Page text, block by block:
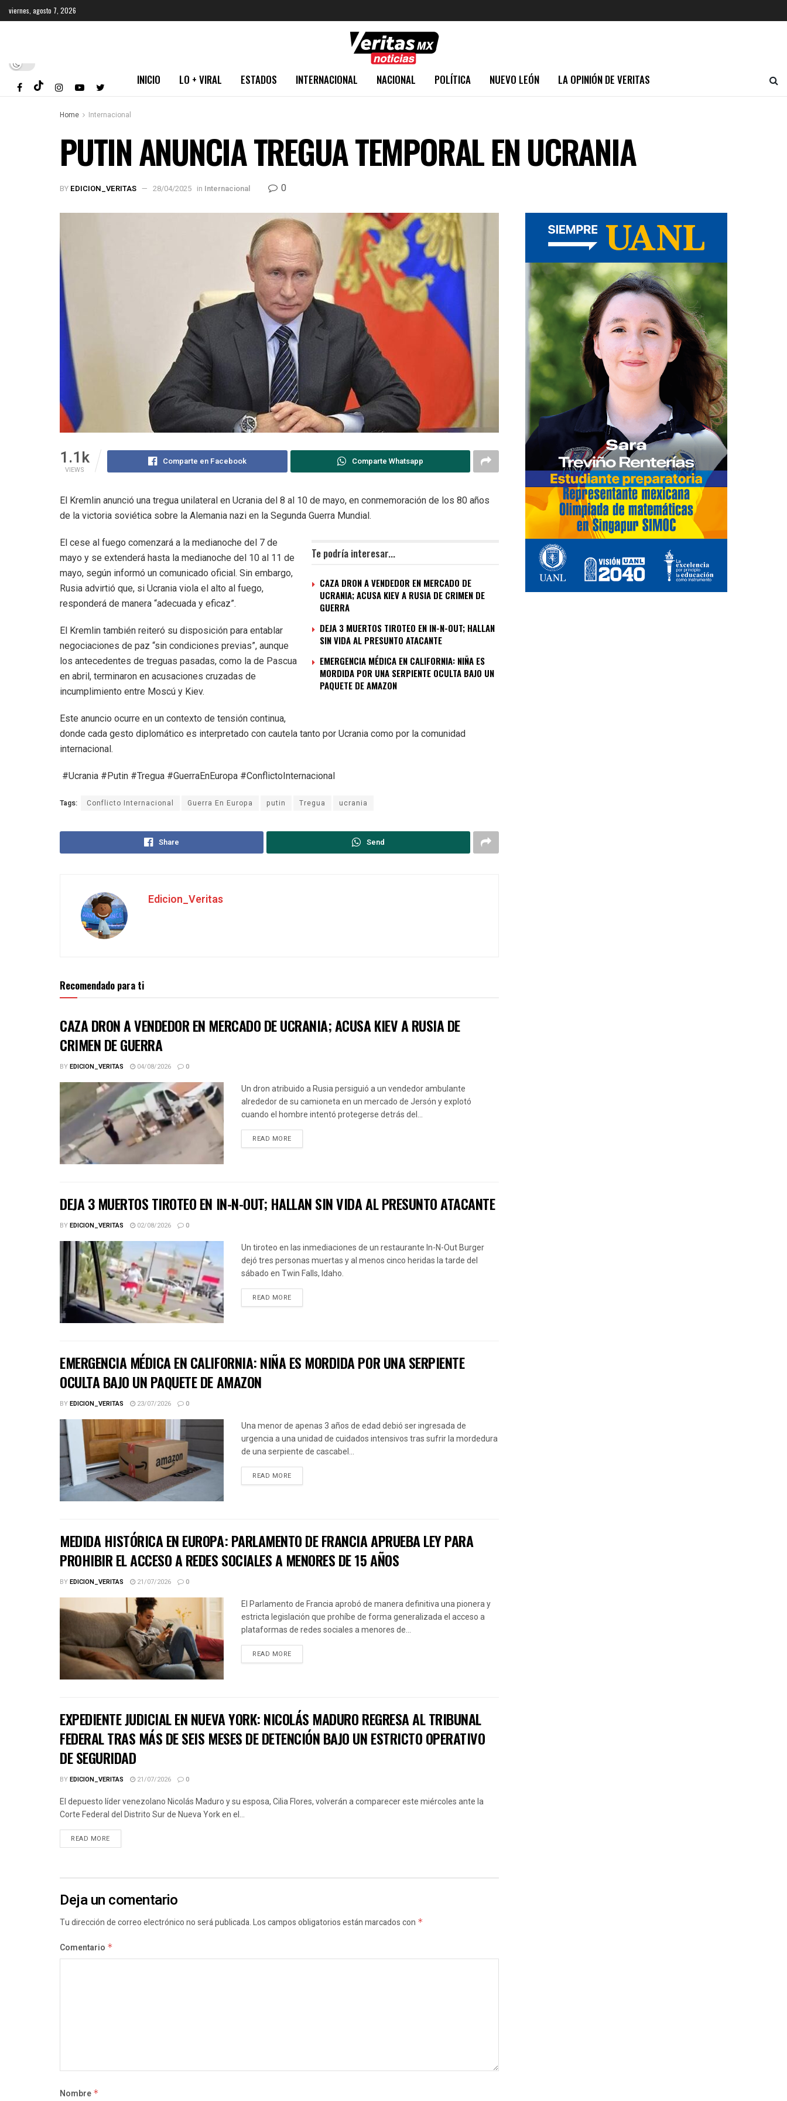
viernes, agosto 7, 2026
INICIO LO + VIRAL ESTADOS INTERNACIONAL NACIONAL POLÍTICA NUEVO LEÓN LA OPINIÓN DE VERITAS
Home Internacional
PUTIN ANUNCIA TREGUA TEMPORAL EN UCRANIA
BY EDICION_VERITAS 28/04/2025 in Internacional 0
1.1k
VIEWS
Comparte en Facebook Comparte Whatsapp
El Kremlin anunció una tregua unilateral en Ucrania del 8 al 10 de mayo, en conmemoración de los 80 años
de la victoria soviética sobre la Alemania nazi en la Segunda Guerra Mundial.
Te podría interesar...
CAZA DRON A VENDEDOR EN MERCADO DE
UCRANIA; ACUSA KIEV A RUSIA DE CRIMEN DE
GUERRA
DEJA 3 MUERTOS TIROTEO EN IN-N-OUT; HALLAN
SIN VIDA AL PRESUNTO ATACANTE
EMERGENCIA MÉDICA EN CALIFORNIA: NIÑA ES
MORDIDA POR UNA SERPIENTE OCULTA BAJO UN
PAQUETE DE AMAZON
El cese al fuego comenzará a la medianoche del 7 de
mayo y se extenderá hasta la medianoche del 10 al 11 de
mayo, según informó un comunicado oficial. Sin embargo,
Rusia advirtió que, si Ucrania viola el alto al fuego,
responderá de manera “adecuada y eficaz”.
El Kremlin también reiteró su disposición para entablar
negociaciones de paz “sin condiciones previas”, aunque
los antecedentes de treguas pasadas, como la de Pascua
en abril, terminaron en acusaciones cruzadas de
incumplimiento entre Moscú y Kiev.
Este anuncio ocurre en un contexto de tensión continua,
donde cada gesto diplomático es interpretado con cautela tanto por Ucrania como por la comunidad
internacional.
#Ucrania #Putin #Tregua #GuerraEnEuropa #ConflictoInternacional
Tags: Conflicto Internacional Guerra En Europa putin Tregua ucrania
Share Send
Edicion_Veritas
Recomendado para ti
CAZA DRON A VENDEDOR EN MERCADO DE UCRANIA; ACUSA KIEV A RUSIA DE
CRIMEN DE GUERRA
BYEDICION_VERITAS 04/08/2026 0
Un dron atribuido a Rusia persiguió a un vendedor ambulante
alrededor de su camioneta en un mercado de Jersón y explotó
cuando el hombre intentó protegerse detrás del...
READ MORE
DEJA 3 MUERTOS TIROTEO EN IN-N-OUT; HALLAN SIN VIDA AL PRESUNTO ATACANTE
BYEDICION_VERITAS 02/08/2026 0
Un tiroteo en las inmediaciones de un restaurante In-N-Out Burger
dejó tres personas muertas y al menos cinco heridas la tarde del
sábado en Twin Falls, Idaho.
READ MORE
EMERGENCIA MÉDICA EN CALIFORNIA: NIÑA ES MORDIDA POR UNA SERPIENTE
OCULTA BAJO UN PAQUETE DE AMAZON
BYEDICION_VERITAS 23/07/2026 0
Una menor de apenas 3 años de edad debió ser ingresada de
urgencia a una unidad de cuidados intensivos tras sufrir la mordedura
de una serpiente de cascabel...
READ MORE
MEDIDA HISTÓRICA EN EUROPA: PARLAMENTO DE FRANCIA APRUEBA LEY PARA
PROHIBIR EL ACCESO A REDES SOCIALES A MENORES DE 15 AÑOS
BYEDICION_VERITAS 21/07/2026 0
El Parlamento de Francia aprobó de manera definitiva una pionera y
estricta legislación que prohíbe de forma generalizada el acceso a
plataformas de redes sociales a menores de...
READ MORE
EXPEDIENTE JUDICIAL EN NUEVA YORK: NICOLÁS MADURO REGRESA AL TRIBUNAL
FEDERAL TRAS MÁS DE SEIS MESES DE DETENCIÓN BAJO UN ESTRICTO OPERATIVO
DE SEGURIDAD
BYEDICION_VERITAS 21/07/2026 0
El depuesto líder venezolano Nicolás Maduro y su esposa, Cilia Flores, volverán a comparecer este miércoles ante la
Corte Federal del Distrito Sur de Nueva York en el...
READ MORE
Deja un comentario
Tu dirección de correo electrónico no será publicada.Los campos obligatorios están marcados con *
Comentario *
Nombre *